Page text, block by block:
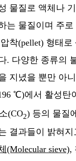
물질로 액체나
는 물질이며 주로
착(pellet) 형태로
. 다양한 종류의
지녔을 뿐만 아
℃)에서 활성탄
(CO2) 등의 물질
결과들이 밝혀
(Molecular sieve),